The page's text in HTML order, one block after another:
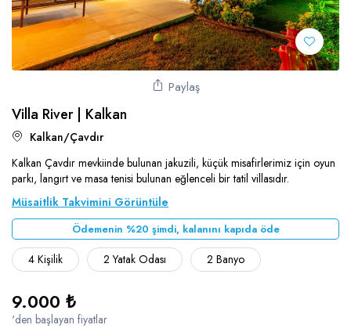
Ulugöl
Üzümlü
Yeşilköy
Söğüt
Muhafazakar Villalar
Plaja Yakın Villalar
Sonsuzluk Havuzlu Villalar
Ultra Lüks Villalar
Paylaş
Villa River | Kalkan
Kalkan/Çavdır
Kalkan Çavdır mevkiinde bulunan jakuzili, küçük misafirlerimiz için oyun
parkı, langırt ve masa tenisi bulunan eğlenceli bir tatil villasıdır.
Müsaitlik Takvimini Görüntüle
Ödemenin %20 şimdi, kalanını kapıda öde
4 Kişilik 2 Yatak Odası 2 Banyo
9.000 ₺
'den başlayan fiyatlar